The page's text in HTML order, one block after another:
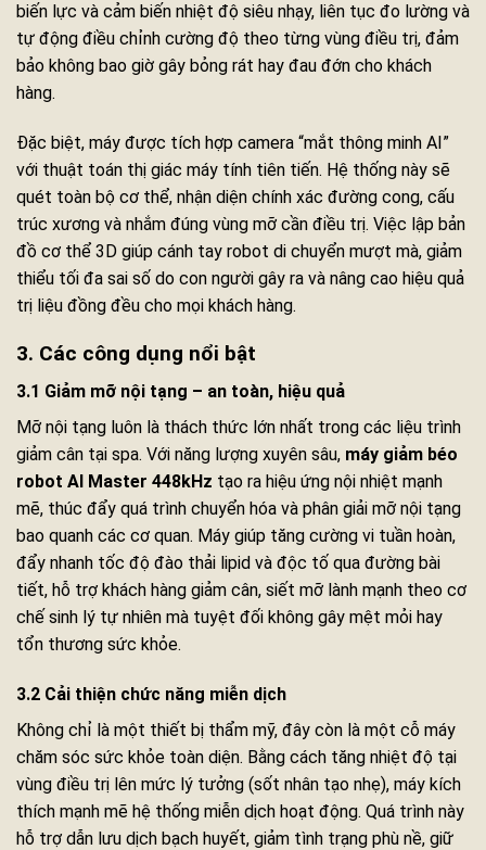
biến lực và cảm biến nhiệt độ siêu nhạy, liên tục đo lường và
tự động điều chỉnh cường độ theo từng vùng điều trị, đảm
bảo không bao giờ gây bỏng rát hay đau đớn cho khách
hàng.
Đặc biệt, máy được tích hợp camera “mắt thông minh AI”
với thuật toán thị giác máy tính tiên tiến. Hệ thống này sẽ
quét toàn bộ cơ thể, nhận diện chính xác đường cong, cấu
trúc xương và nhắm đúng vùng mỡ cần điều trị. Việc lập bản
đồ cơ thể 3D giúp cánh tay robot di chuyển mượt mà, giảm
thiểu tối đa sai số do con người gây ra và nâng cao hiệu quả
trị liệu đồng đều cho mọi khách hàng.
3. Các công dụng nổi bật
3.1 Giảm mỡ nội tạng – an toàn, hiệu quả
Mỡ nội tạng luôn là thách thức lớn nhất trong các liệu trình
giảm cân tại spa. Với năng lượng xuyên sâu, máy giảm béo
robot AI Master 448kHz tạo ra hiệu ứng nội nhiệt mạnh
mẽ, thúc đẩy quá trình chuyển hóa và phân giải mỡ nội tạng
bao quanh các cơ quan. Máy giúp tăng cường vi tuần hoàn,
đẩy nhanh tốc độ đào thải lipid và độc tố qua đường bài
tiết, hỗ trợ khách hàng giảm cân, siết mỡ lành mạnh theo cơ
chế sinh lý tự nhiên mà tuyệt đối không gây mệt mỏi hay
tổn thương sức khỏe.
3.2 Cải thiện chức năng miễn dịch
Không chỉ là một thiết bị thẩm mỹ, đây còn là một cỗ máy
chăm sóc sức khỏe toàn diện. Bằng cách tăng nhiệt độ tại
vùng điều trị lên mức lý tưởng (sốt nhân tạo nhẹ), máy kích
thích mạnh mẽ hệ thống miễn dịch hoạt động. Quá trình này
hỗ trợ dẫn lưu dịch bạch huyết, giảm tình trạng phù nề, giữ